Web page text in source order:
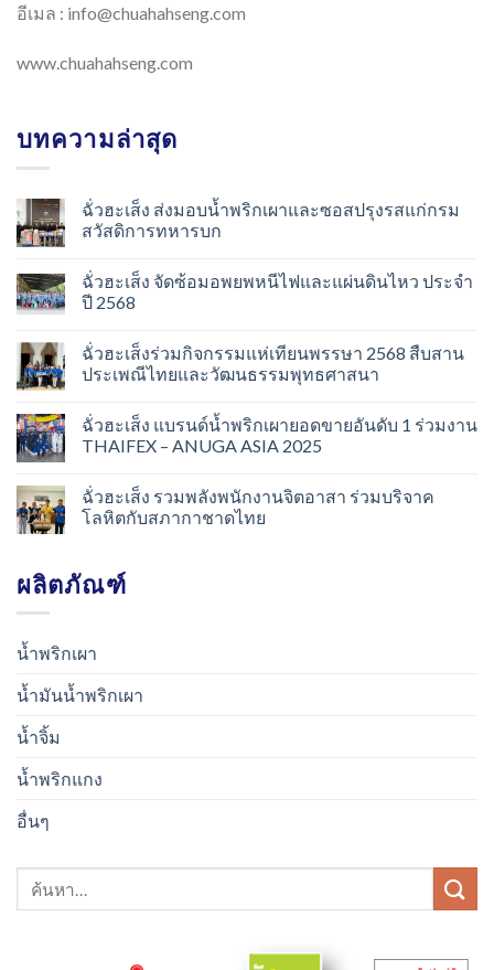
อีเมล : info@chuahahseng.com
www.chuahahseng.com
บทความล่าสุด
ฉั่วฮะเส็ง ส่งมอบน้ำพริกเผาและซอสปรุงรสแก่กรม
สวัสดิการทหารบก
ฉั่วฮะเส็ง จัดซ้อมอพยพหนีไฟและแผ่นดินไหว ประจำ
ปี 2568
ฉั่วฮะเส็งร่วมกิจกรรมแห่เทียนพรรษา 2568 สืบสาน
ประเพณีไทยและวัฒนธรรมพุทธศาสนา
ฉั่วฮะเส็ง แบรนด์น้ำพริกเผายอดขายอันดับ 1 ร่วมงาน
THAIFEX – ANUGA ASIA 2025
ฉั่วฮะเส็ง รวมพลังพนักงานจิตอาสา ร่วมบริจาค
โลหิตกับสภากาชาดไทย
ผลิตภัณฑ์
น้ำพริกเผา
น้ำมันน้ำพริกเผา
น้ำจิ้ม
น้ำพริกแกง
อื่นๆ
ค้นหา: